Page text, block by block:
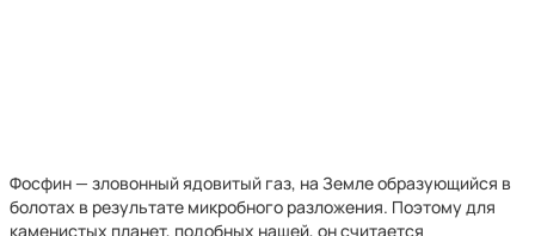
Фосфин — зловонный ядовитый газ, на Земле образующийся в
болотах в результате микробного разложения. Поэтому для
каменистых планет, подобных нашей, он считается